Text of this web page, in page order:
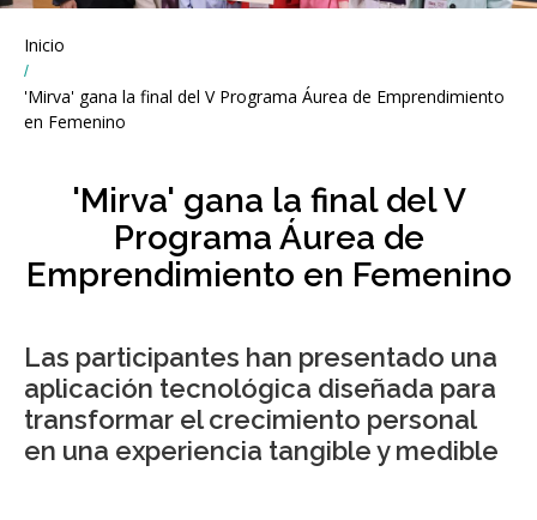
Breadcrumbs
You
are
here:
Inicio
'Mirva' gana la final del V Programa Áurea de Emprendimiento
en Femenino
'Mirva' gana la final del V
Programa Áurea de
Emprendimiento en Femenino
Las participantes han presentado una
aplicación tecnológica diseñada para
transformar el crecimiento personal
en una experiencia tangible y medible